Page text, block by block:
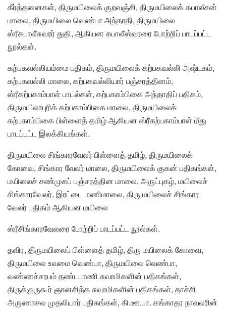
கீர்த்தனைகள், திருமயிலைக் குறவஞ்சி, திருமயிலைக் கபாலீசன்
மாலை, திருமயிலை வெண்பா அந்தாதி, திருமயிலை
ஸ்ரீகபாலீசுவரர் துதி, ஆகியன கபாலீஸ்வரரை போற்றிப் பாடப்பட்ட
நூல்கள்.
கற்பகவல்லியம்மை பதிகம், திருமயிலைக் கற்பகவல்லி அஷ்டகம்,
கற்பகவல்லி மாலை, கற்பகவல்லியார் பஞ்சரத்தினம்,
ஸ்ரீகற்பகாம்பாள் பாடல்கள், கற்பகாம்பிகை அந்தாதிப் பதிகம்,
திருமயிலாபுரிக் கற்பகாம்பிகை மாலை, திருமயிலைக்
கற்பகாம்பிகை பிள்ளைத் தமிழ் ஆகியன ஸ்ரீகற்பகாம்பாள் மீது
பாடப்பட்ட இலக்கியங்கள்.
திருமயிலை சிங்காரவேலர் பிள்ளைத் தமிழ், திருமயிலைக்
கோவை, சிங்கார வேலர் மாலை, திருமயிலைக் குகன் பதிகங்கள்,
மயிலைச் சண்முகப் பஞ்சரத்தின மாலை, அருட்புகழ், மயிலைச்
சிங்காரவேலர், இரட்டை மணிமாலை, திரு மயிலைச் சிங்கார
வேலர் பதிகம் ஆகியன மயிலை
ஸ்ரீசிங்காரவேலரை போற்றிப் பாடப்பட்ட நூல்கள்.
தவிர, திருமயிலைப் பிள்ளைத் தமிழ், திரு மயிலைக் கோவை,
திருமயிலை உவமை வெண்பா, திருமயிலை வெண்பா,
வண்ணச்சரபம் தண்டபாணி சுவாமிகளின் பதிகங்கள்,
திருக்குருகூர் ஞானசித்த சுவாமிகளின் பதிகங்கள், தாச்சி
அருணாசல முதலியார் பதிகங்கள், கி.ஊ.பா. கங்காதர நாவலரின்